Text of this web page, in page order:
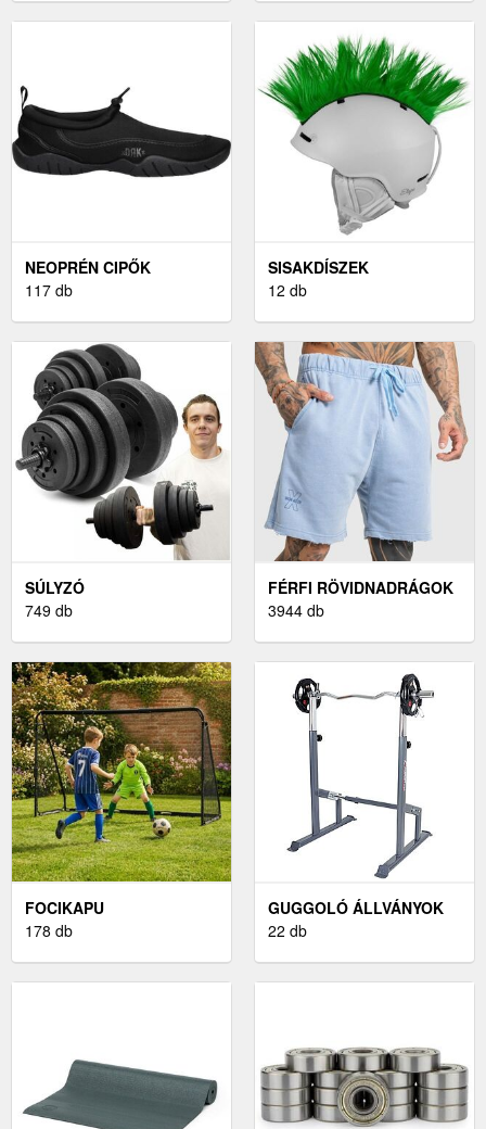
NEOPRÉN CIPŐK
117 db
SISAKDÍSZEK
12 db
SÚLYZÓ
749 db
FÉRFI RÖVIDNADRÁGOK
3944 db
FOCIKAPU
178 db
GUGGOLÓ ÁLLVÁNYOK
22 db